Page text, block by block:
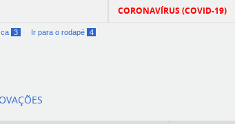
CORONAVÍRUS (COVID-19)
3 Ir para o rodapé 4